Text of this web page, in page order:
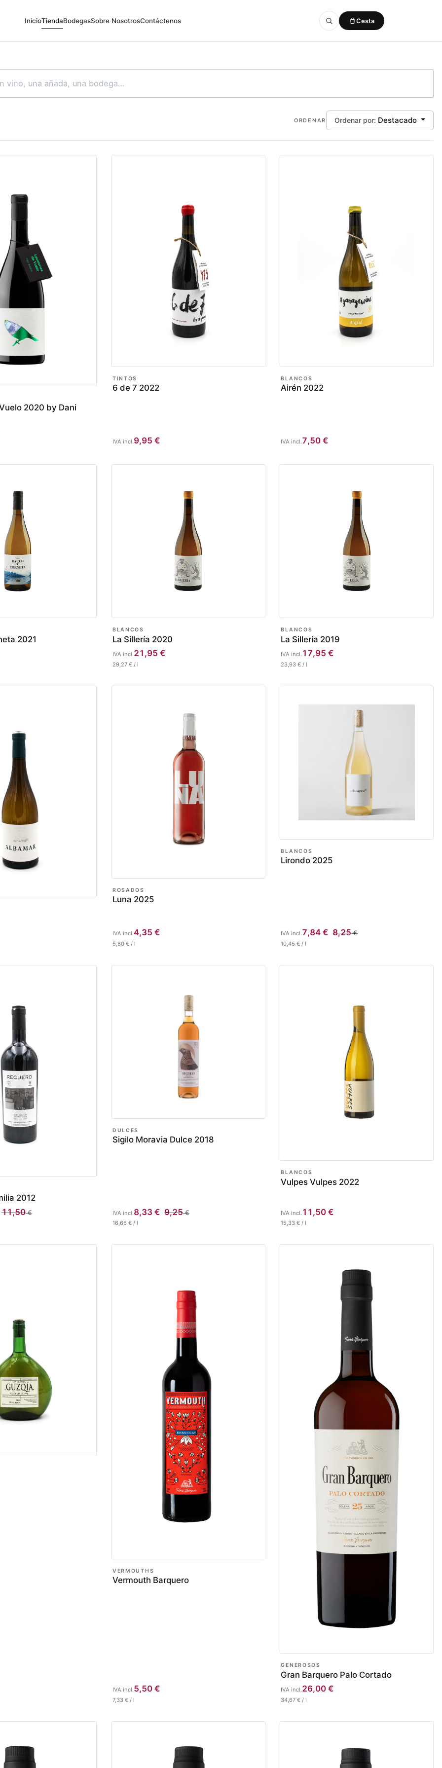
InicioTiendaBodegasSobre NosotrosContáctenos Cesta
ORDENAR Ordenar por: Destacado
2020 by Dani
TINTOS
6 de 7 2022
9,95 €
IVA incl.
BLANCOS
Airén 2022
7,50 €
IVA incl.
2021
BLANCOS
La Sillería 2020
21,95 €
IVA incl.
29,27 € / l
BLANCOS
La Sillería 2019
17,95 €
IVA incl.
23,93 € / l
ROSADOS
Luna 2025
4,35 €
IVA incl.
5,80 € / l
BLANCOS
Lirondo 2025
7,84 € 8,25€
IVA incl.
10,45 € / l
2012
11,50€
DULCES
Sigilo Moravia Dulce 2018
8,33 € 9,25€
IVA incl.
16,66 € / l
BLANCOS
Vulpes Vulpes 2022
11,50 €
IVA incl.
15,33 € / l
VERMOUTHS
Vermouth Barquero
5,50 €
IVA incl.
7,33 € / l
GENEROSOS
Gran Barquero Palo Cortado
26,00 €
IVA incl.
34,67 € / l